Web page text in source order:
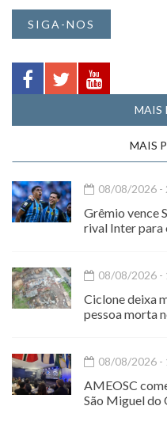
SIGA-NOS
MAIS
MAIS
08/08/2026 -
Grêmio vence
rival Inter para
08/08/2026 -
Ciclone deixa
pessoa morta
08/08/2026 -
AMEOSC
São Miguel do